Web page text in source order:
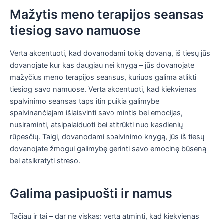
Mažytis meno terapijos seansas
tiesiog savo namuose
Verta akcentuoti, kad dovanodami tokią dovaną, iš tiesų jūs
dovanojate kur kas daugiau nei knygą – jūs dovanojate
mažyčius meno terapijos seansus, kuriuos galima atlikti
tiesiog savo namuose. Verta akcentuoti, kad kiekvienas
spalvinimo seansas taps itin puikia galimybe
spalvinančiajam išlaisvinti savo mintis bei emocijas,
nusiraminti, atsipalaiduoti bei atitrūkti nuo kasdienių
rūpesčių. Taigi, dovanodami spalvinimo knygą, jūs iš tiesų
dovanojate žmogui galimybę gerinti savo emocinę būseną
bei atsikratyti streso.
Galima pasipuošti ir namus
Tačiau ir tai – dar ne viskas: verta atminti, kad kiekvienas